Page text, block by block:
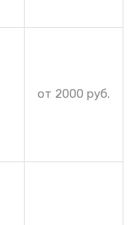
от 2000 руб.